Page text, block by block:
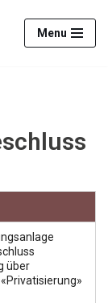
Menu
über